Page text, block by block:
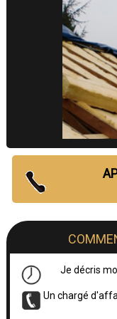
Je décris
Un chargé